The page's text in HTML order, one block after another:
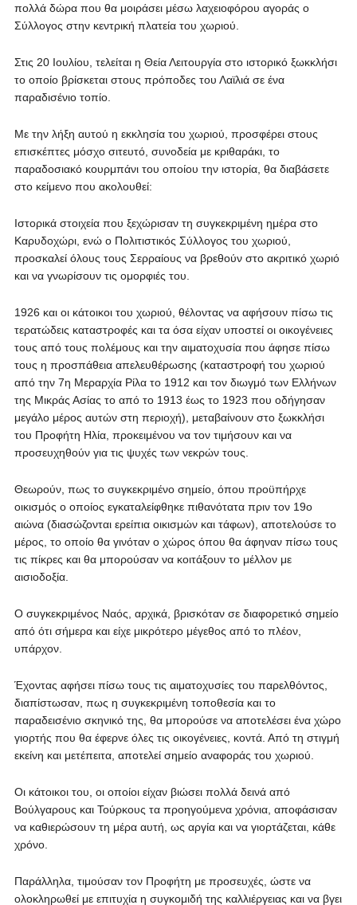
πολλά δώρα που θα μοιράσει μέσω λαχειοφόρου αγοράς ο
Σύλλογος στην κεντρική πλατεία του χωριού.
Στις 20 Ιουλίου, τελείται η Θεία Λειτουργία στο ιστορικό ξωκκλήσι
το οποίο βρίσκεται στους πρόποδες του Λαϊλιά σε ένα
παραδισένιο τοπίο.
Με την λήξη αυτού η εκκλησία του χωριού, προσφέρει στους
επισκέπτες μόσχο σιτευτό, συνοδεία με κριθαράκι, το
παραδοσιακό κουρμπάνι του οποίου την ιστορία, θα διαβάσετε
στο κείμενο που ακολουθεί:
Ιστορικά στοιχεία που ξεχώρισαν τη συγκεκριμένη ημέρα στο
Καρυδοχώρι, ενώ ο Πολιτιστικός Σύλλογος του χωριού,
προσκαλεί όλους τους Σερραίους να βρεθούν στο ακριτικό χωριό
και να γνωρίσουν τις ομορφιές του.
1926 και οι κάτοικοι του χωριού, θέλοντας να αφήσουν πίσω τις
τερατώδεις καταστροφές και τα όσα είχαν υποστεί οι οικογένειες
τους από τους πολέμους και την αιματοχυσία που άφησε πίσω
τους η προσπάθεια απελευθέρωσης (καταστροφή του χωριού
από την 7η Μεραρχία Ρίλα το 1912 και τον διωγμό των Ελλήνων
της Μικράς Ασίας το από το 1913 έως το 1923 που οδήγησαν
μεγάλο μέρος αυτών στη περιοχή), μεταβαίνουν στο ξωκκλήσι
του Προφήτη Ηλία, προκειμένου να τον τιμήσουν και να
προσευχηθούν για τις ψυχές των νεκρών τους.
Θεωρούν, πως το συγκεκριμένο σημείο, όπου προϋπήρχε
οικισμός ο οποίος εγκαταλείφθηκε πιθανότατα πριν τον 19ο
αιώνα (διασώζονται ερείπια οικισμών και τάφων), αποτελούσε το
μέρος, το οποίο θα γινόταν ο χώρος όπου θα άφηναν πίσω τους
τις πίκρες και θα μπορούσαν να κοιτάξουν το μέλλον με
αισιοδοξία.
Ο συγκεκριμένος Ναός, αρχικά, βρισκόταν σε διαφορετικό σημείο
από ότι σήμερα και είχε μικρότερο μέγεθος από το πλέον,
υπάρχον.
Έχοντας αφήσει πίσω τους τις αιματοχυσίες του παρελθόντος,
διαπίστωσαν, πως η συγκεκριμένη τοποθεσία και το
παραδεισένιο σκηνικό της, θα μπορούσε να αποτελέσει ένα χώρο
γιορτής που θα έφερνε όλες τις οικογένειες, κοντά. Από τη στιγμή
εκείνη και μετέπειτα, αποτελεί σημείο αναφοράς του χωριού.
Οι κάτοικοι του, οι οποίοι είχαν βιώσει πολλά δεινά από
Βούλγαρους και Τούρκους τα προηγούμενα χρόνια, αποφάσισαν
να καθιερώσουν τη μέρα αυτή, ως αργία και να γιορτάζεται, κάθε
χρόνο.
Παράλληλα, τιμούσαν τον Προφήτη με προσευχές, ώστε να
ολοκληρωθεί με επιτυχία η συγκομιδή της καλλιέργειας και να βγει